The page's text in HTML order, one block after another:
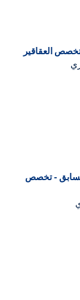
العقاقير
السابق - تخصص